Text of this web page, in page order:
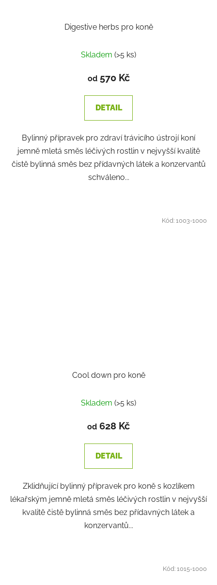
Digestive herbs pro koně
Skladem (>5 ks)
od570 Kč
DETAIL
Bylinný přípravek pro zdraví trávicího ústrojí koní
jemně mletá směs léčivých rostlin v nejvyšší kvalitě
čistě bylinná směs bez přídavných látek a konzervantů
schváleno...
Cool down pro koně
Skladem (>5 ks)
od 628 Kč
DETAIL
Zklidňující bylinný přípravek pro koně s kozlíkem
lékařským jemně mletá směs léčivých rostlin v nejvyšší
kvalitě čistě bylinná směs bez přídavných látek a
konzervantů...
Kód:1003-1000
Kód:1015-1000